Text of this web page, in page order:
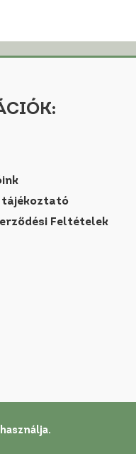
tájékoztató
Feltételek
használja.